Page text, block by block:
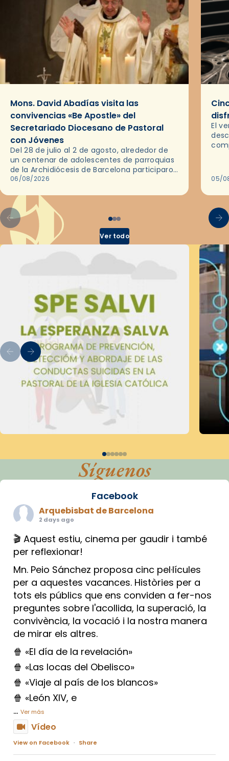
Mons. David Abadías visita las
convivencias «Be Apostle» del
Secretariado Diocesano de Pastoral
con Jóvenes
Del 28 de julio al 2 de agosto, alrededor de
un centenar de adolescentes de parroquias
de la Archidiócesis de Barcelona participaron
en las convivencias Be Apostle, organizadas
06/08/2026
El
05/
Ver todo
Síguenos
Facebook
Arquebisbat de Barcelona
2 days ago
🎬 Aquest estiu, cinema per gaudir i també
per reflexionar!
Mn. Peio Sánchez proposa cinc pel·lícules
per a aquestes vacances. Històries per a
tots els públics que ens conviden a fer-nos
preguntes sobre l'acollida, la superació, la
convivència, la vocació i la nostra manera
de mirar els altres.
🍿 «El día de la revelación»
🍿 «Las locas del Obelisco»
🍿 «Viaje al país de los blancos»
🍿 «León XIV, e
... Ver más
Vídeo
View on Facebook · Share